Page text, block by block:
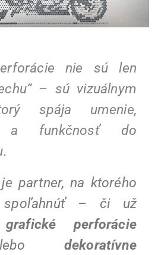
nie sú len
– sú vizuálnym
spája umenie,
a funkčnosť do
je partner, na ktorého
spoľahnúť – či už
grafické perforácie
dekoratívne